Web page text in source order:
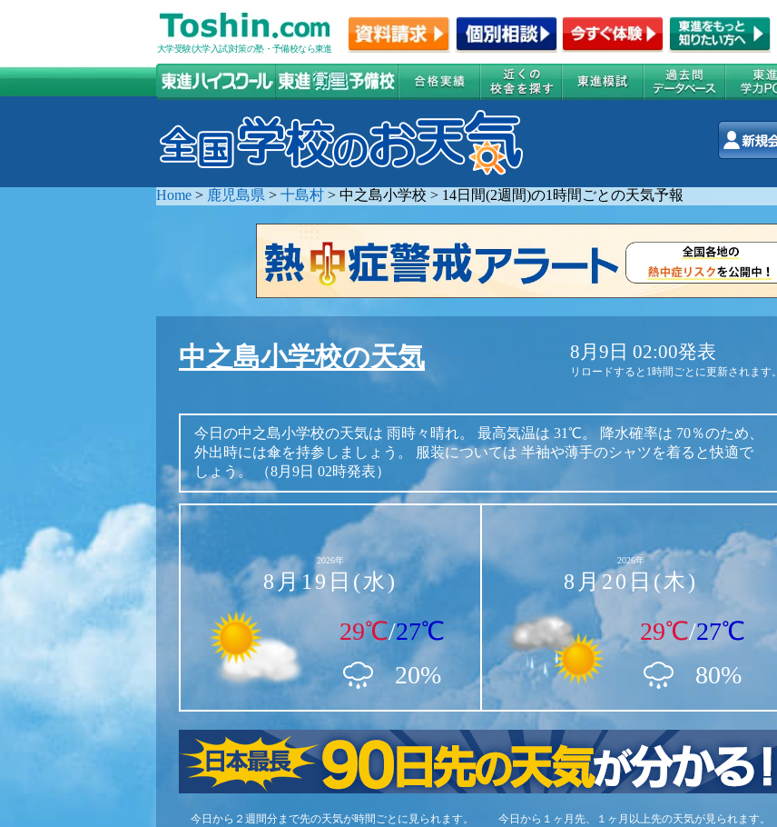
大学受験(大学入試)対策の塾・予備校なら東進
Home > 鹿児島県 > 十島村 > 中之島小学校 > 14日間(2週間)の1時間ごとの天気予報
中之島小学校の天気 8月9日 02:00発表
リロードすると1時間ごとに更新されます。
今日の中之島小学校の天気は 雨時々晴れ。 最高気温は 31℃。 降水確率は 70％のため、
外出時には傘を持参しましょう。
服装については 半袖や薄手のシャツを着ると快適で
しょう。
（8月9日 02時発表）
2026年
8月19日(水)
29℃/27℃
20%
2026年
8月20日(木)
29℃/27℃
80%
今日から２週間分まで先の天気が時間ごとに見られます。 今日から１ヶ月先、１ヶ月以上先の天気が見られます。